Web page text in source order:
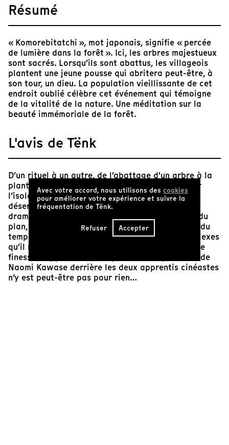
Résumé
« Komorebitatchi », mot japonais, signifie « percée
de lumière dans la forêt ». Ici, les arbres majestueux
sont sacrés. Lorsqu’ils sont abattus, les villageois
plantent une jeune pousse qui abritera peut-être, à
son tour, un dieu. La population vieillissante de cet
endroit oublié célèbre cet événement qui témoigne
de la vitalité de la nature. Une méditation sur la
beauté immémoriale de la forêt.
L'avis de Tënk
D’un rituel à un autre, de l’abattage d'un arbre à la
plantation d’un autre, on se retrouve à partager
l’isolement de Japonais qui voient leur région
désertée. Le regard des cinéastes dessine une
dramaturgie apparemment simple, mais le sens du
plan, la maîtrise de la construction de l’espace, du
temps et de la narration se montrent plus complexes
qu’il n’y paraît ; ils révèlent une sensibilité et une
finesse d’approche remarquables — la présence de
Naomi Kawase derrière les deux apprentis cinéastes
n’y est peut-être pas pour rien…
Avec votre accord, nous utilisons des cookies
pour améliorer votre expérience et suivre la
fréquentation de Tënk.
Refuser Accepter